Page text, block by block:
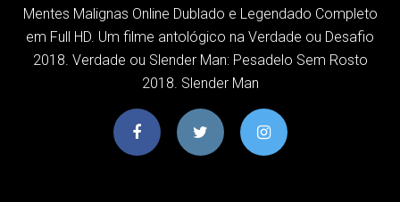
Mentes Malignas Online Dublado e Legendado Completo
em Full HD. Um filme antológico na Verdade ou Desafio
2018. Verdade ou Slender Man: Pesadelo Sem Rosto
2018. Slender Man